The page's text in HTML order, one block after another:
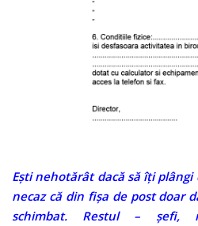
Ești nehotărât dacă să îți plângi
necaz că din fișa de post doar
schimbat. Restul – șefi,